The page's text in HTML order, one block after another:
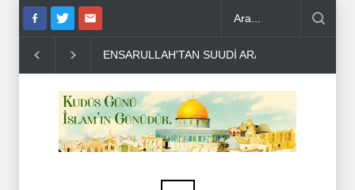
ARABİSTAN'A UYARI.. THE TELEGRAPH: İRAN SAVAŞTAN